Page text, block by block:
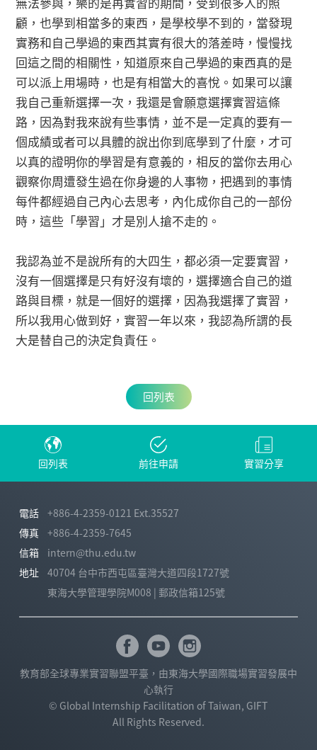
顧，也學到相當多的東西，是學校學不到的，當發現
實務和自己學過的東西其實有很大的落差時，慢慢找
回這之間的相關性，知道原來自己學過的東西真的是
可以派上用場時，也是有相當大的喜悅。如果可以讓
我自己重新選擇一次，我還是會願意選擇實習這條
路，因為對我來說有些事情，並不是一定真的要有一
個成績或者可以具體的說出你到底學到了什麼，才可
以真的證明你的學習是有意義的，相反的當你去用心
觀察你周遭發生過在你身邊的人事物，把遇到的事情
每件都經過自己內心去思考，內化成你自己的一部份
時，這些「學習」才是別人搶不走的。
我認為並不是說所有的大四生，都必須一定要實習，
沒有一個選擇是只有好沒有壞的，選擇適合自己的道
路與目標，就是一個好的選擇，因為我選擇了實習，
所以我用心做到好，實習一年以來，我認為所謂的長
大是替自己的決定負責任。
回列表
回列表 前往申請 實習分享
電話
+886-4-2359-0121 Ext.35527
傳真
+886-4-2359-7645
信箱
intern@thu.edu.tw
地址
40704 台中市西屯區臺灣大道四段1727號
東海大學管理學院M008 | 郵政信箱125號
教育部全球專業實習聯盟平臺，由東海大學國際職場實習發展中
心執行
© Global Internship Facilitation of Taiwan, GIFT
All Rights Reserved.